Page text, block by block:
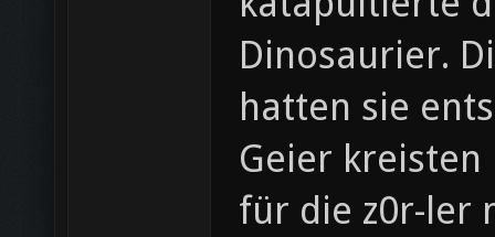
Dinosaurier.
hatten sie
Geier
für die z0r-ler